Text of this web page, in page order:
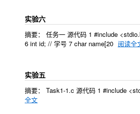
实验六
摘要： 任务一 源代码 1 #include
6 int id; // 学号 7 char name[20 阅读全
实验五
摘要： Task1-1.c 源代码 1 #include
全文